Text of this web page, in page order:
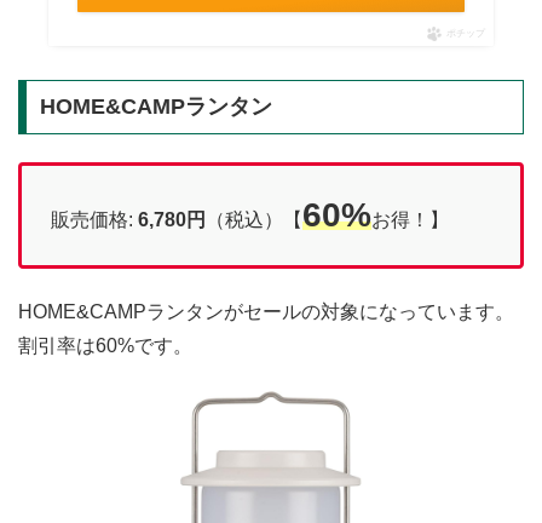
ポチップ
HOME&CAMPランタン
販売価格: 6,780円 （税込）【60%お得！】
HOME&CAMPランタンがセールの対象になっています。
割引率は60%です。